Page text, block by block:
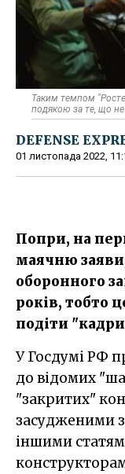
Таким темпом
подякою за те, що не
DEFENSE
01 листопада 2022,
Попри, на
маячню
оборонного
років, тобто
подіти
У Госдумі РФ просувають ідею повернення
до відомих
"закритих"
засудженими
іншими